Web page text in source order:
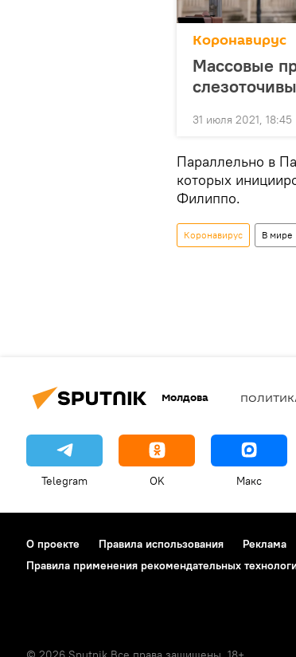
Коронавирус
Массовые
31 июля 2021, 18:45
Параллельно в
которых
Филиппо.
Коронавирус В мире
Молдова
Telegram OK Макс
О проекте Правила использования Реклама
Правила применения рекомендательных